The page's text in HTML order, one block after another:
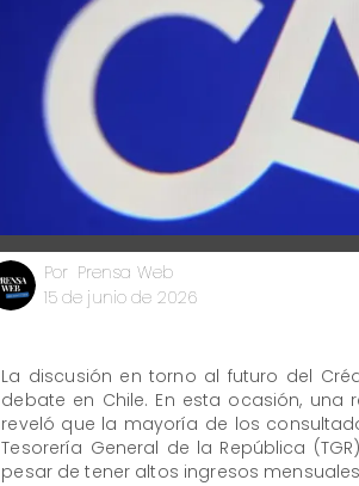
Prensa Web
Por
15 de junio de 2026
La discusión en torno al futuro del
debate en Chile. En esta ocasión, una
reveló que la mayoría de los
Tesorería General de la República
pesar de tener altos ingresos